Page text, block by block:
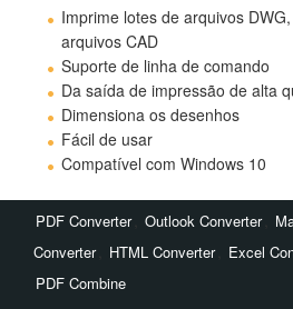
Imprime lotes de arquivos
arquivos CAD
Suporte de linha de comando
Da saída de impressão de alta
Dimensiona os desenhos
Fácil de usar
Compatível com Windows 10
PDF Converter Outlook Converter
Converter
HTML Converter Excel
PDF Combine